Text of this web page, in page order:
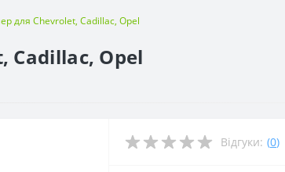
для Chevrolet, Cadillac, Opel
Cadillac, Opel
Відгуки: (0)